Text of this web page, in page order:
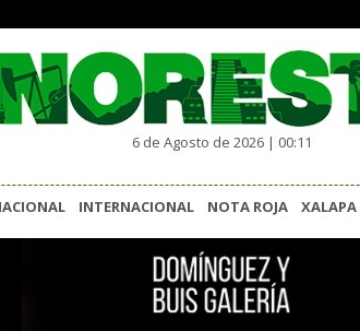
6 de Agosto de 2026 | 00:11
INTERNACIONAL NOTA ROJA XALAPA